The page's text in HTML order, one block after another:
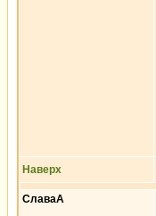
Наверх
СлаваА